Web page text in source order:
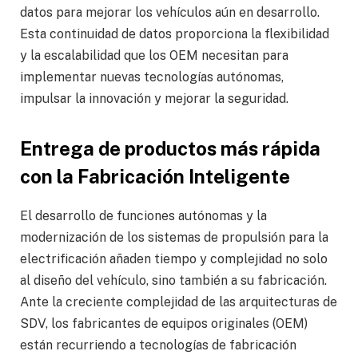
datos para mejorar los vehículos aún en desarrollo.
Esta continuidad de datos proporciona la flexibilidad
y la escalabilidad que los OEM necesitan para
implementar nuevas tecnologías autónomas,
impulsar la innovación y mejorar la seguridad.
Entrega de productos más rápida
con la Fabricación Inteligente
El desarrollo de funciones autónomas y la
modernización de los sistemas de propulsión para la
electrificación añaden tiempo y complejidad no solo
al diseño del vehículo, sino también a su fabricación.
Ante la creciente complejidad de las arquitecturas de
SDV, los fabricantes de equipos originales (OEM)
están recurriendo a tecnologías de fabricación